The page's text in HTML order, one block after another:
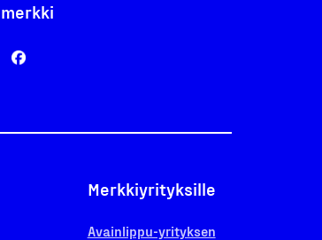
merkki
Merkkiyrityksille
Avainlippu-yrityksen